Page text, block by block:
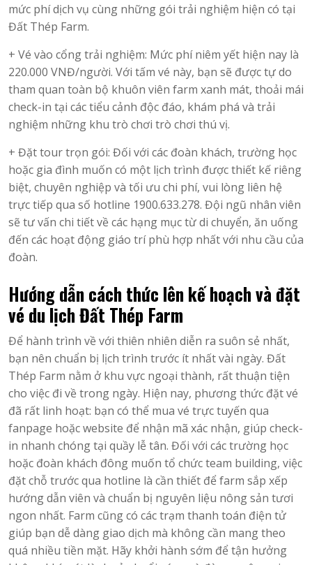
mức phí dịch vụ cùng những gói trải nghiệm hiện có tại
Đất Thép Farm.
+ Vé vào cổng trải nghiệm: Mức phí niêm yết hiện nay là
220.000 VNĐ/người. Với tấm vé này, bạn sẽ được tự do
tham quan toàn bộ khuôn viên farm xanh mát, thoải mái
check-in tại các tiểu cảnh độc đáo, khám phá và trải
nghiệm những khu trò chơi trò chơi thú vị.
+ Đặt tour trọn gói: Đối với các đoàn khách, trường học
hoặc gia đình muốn có một lịch trình được thiết kế riêng
biệt, chuyên nghiệp và tối ưu chi phí, vui lòng liên hệ
trực tiếp qua số hotline 1900.633.278. Đội ngũ nhân viên
sẽ tư vấn chi tiết về các hạng mục từ di chuyển, ăn uống
đến các hoạt động giáo trí phù hợp nhất với nhu cầu của
đoàn.
Hướng dẫn cách thức lên kế hoạch và đặt
vé du lịch Đất Thép Farm
Để hành trình về với thiên nhiên diễn ra suôn sẻ nhất,
bạn nên chuẩn bị lịch trình trước ít nhất vài ngày. Đất
Thép Farm nằm ở khu vực ngoại thành, rất thuận tiện
cho việc đi về trong ngày. Hiện nay, phương thức đặt vé
đã rất linh hoạt: bạn có thể mua vé trực tuyến qua
fanpage hoặc website để nhận mã xác nhận, giúp check-
in nhanh chóng tại quầy lễ tân. Đối với các trường học
hoặc đoàn khách đông muốn tổ chức team building, việc
đặt chỗ trước qua hotline là cần thiết để farm sắp xếp
hướng dẫn viên và chuẩn bị nguyên liệu nông sản tươi
ngon nhất. Farm cũng có các trạm thanh toán điện tử
giúp bạn dễ dàng giao dịch mà không cần mang theo
quá nhiều tiền mặt. Hãy khởi hành sớm để tận hưởng